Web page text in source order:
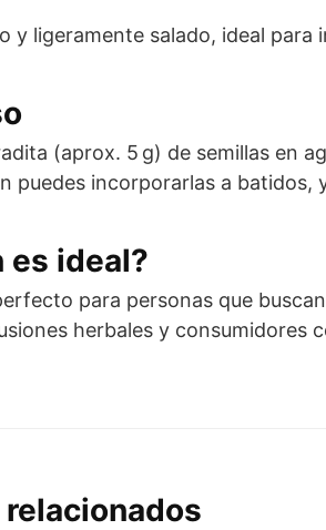
y ligeramente salado, ideal para
(aprox. 5 g) de semillas en
puedes incorporarlas a
es ideal?
para personas que
herbales y consumidores